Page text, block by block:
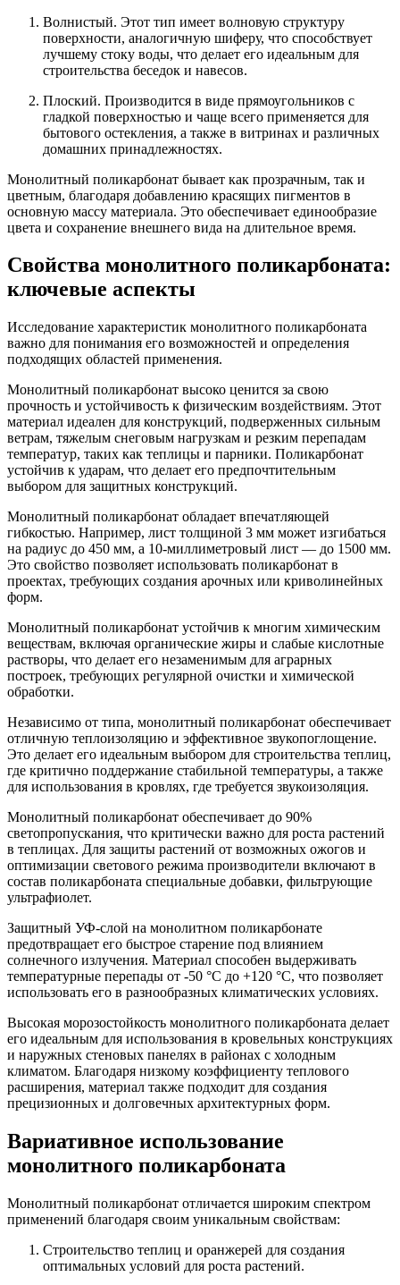
Волнистый. Этот тип имеет волновую структуру
поверхности, аналогичную шиферу, что способствует
лучшему стоку воды, что делает его идеальным для
строительства беседок и навесов.
Плоский. Производится в виде прямоугольников с
гладкой поверхностью и чаще всего применяется для
бытового остекления, а также в витринах и различных
домашних принадлежностях.
Монолитный поликарбонат бывает как прозрачным, так и
цветным, благодаря добавлению красящих пигментов в
основную массу материала. Это обеспечивает единообразие
цвета и сохранение внешнего вида на длительное время.
Свойства монолитного поликарбоната:
ключевые аспекты
Исследование характеристик монолитного поликарбоната
важно для понимания его возможностей и определения
подходящих областей применения.
Монолитный поликарбонат высоко ценится за свою
прочность и устойчивость к физическим воздействиям. Этот
материал идеален для конструкций, подверженных сильным
ветрам, тяжелым снеговым нагрузкам и резким перепадам
температур, таких как теплицы и парники. Поликарбонат
устойчив к ударам, что делает его предпочтительным
выбором для защитных конструкций.
Монолитный поликарбонат обладает впечатляющей
гибкостью. Например, лист толщиной 3 мм может изгибаться
на радиус до 450 мм, а 10-миллиметровый лист — до 1500 мм.
Это свойство позволяет использовать поликарбонат в
проектах, требующих создания арочных или криволинейных
форм.
Монолитный поликарбонат устойчив к многим химическим
веществам, включая органические жиры и слабые кислотные
растворы, что делает его незаменимым для аграрных
построек, требующих регулярной очистки и химической
обработки.
Независимо от типа, монолитный поликарбонат обеспечивает
отличную теплоизоляцию и эффективное звукопоглощение.
Это делает его идеальным выбором для строительства теплиц,
где критично поддержание стабильной температуры, а также
для использования в кровлях, где требуется звукоизоляция.
Монолитный поликарбонат обеспечивает до 90%
светопропускания, что критически важно для роста растений
в теплицах. Для защиты растений от возможных ожогов и
оптимизации светового режима производители включают в
состав поликарбоната специальные добавки, фильтрующие
ультрафиолет.
Защитный УФ-слой на монолитном поликарбонате
предотвращает его быстрое старение под влиянием
солнечного излучения. Материал способен выдерживать
температурные перепады от -50 °C до +120 °C, что позволяет
использовать его в разнообразных климатических условиях.
Высокая морозостойкость монолитного поликарбоната делает
его идеальным для использования в кровельных конструкциях
и наружных стеновых панелях в районах с холодным
климатом. Благодаря низкому коэффициенту теплового
расширения, материал также подходит для создания
прецизионных и долговечных архитектурных форм.
Вариативное использование
монолитного поликарбоната
Монолитный поликарбонат отличается широким спектром
применений благодаря своим уникальным свойствам:
Строительство теплиц и оранжерей для создания
оптимальных условий для роста растений.